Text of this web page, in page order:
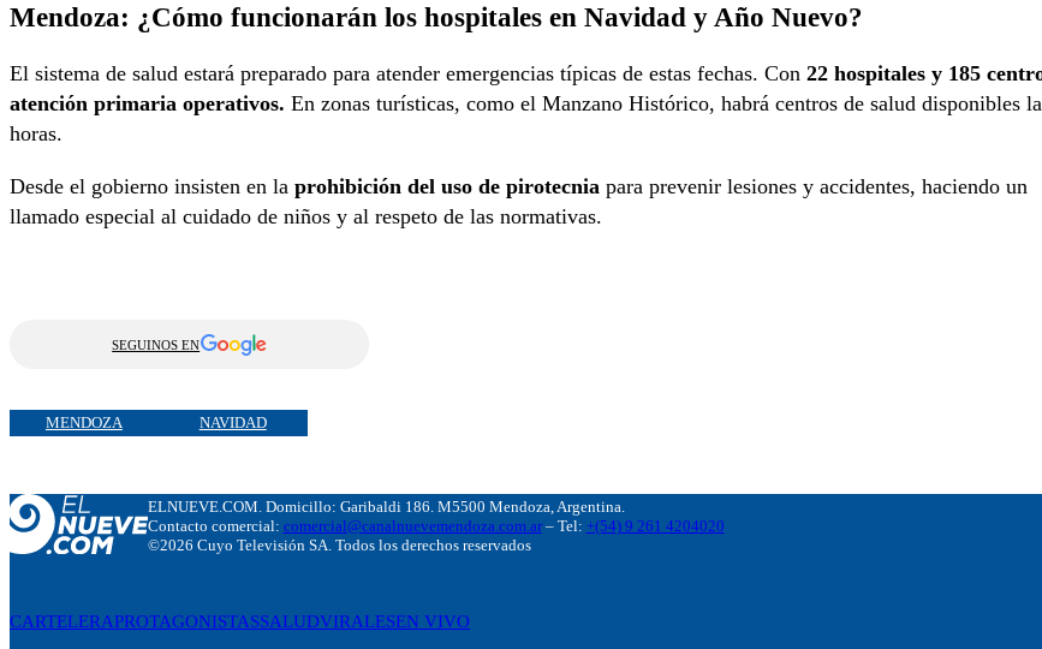
Mendoza: ¿Cómo funcionarán los hospitales en Navidad y Año Nuevo?
El sistema de salud estará preparado para atender emergencias típicas de estas fechas. Con 22 hospitales y 185
atención primaria operativos. En zonas turísticas, como el Manzano Histórico, habrá centros de salud disponibles
horas.
Desde el gobierno insisten en la prohibición del uso de pirotecnia para prevenir lesiones y accidentes, haciendo un
llamado especial al cuidado de niños y al respeto de las normativas.
SEGUINOS EN
MENDOZA NAVIDAD
ELNUEVE.COM. Domicillo: Garibaldi 186. M5500 Mendoza, Argentina.
Contacto comercial: comercial@canalnuevemendoza.com.ar– Tel: +(54) 9 261 4204020
©2026 Cuyo Televisión SA. Todos los derechos reservados
CARTELERAPROTAGONISTASSALUDVIRALESEN VIVO